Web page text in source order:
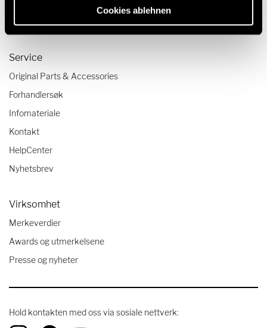
Cookies ablehnen
Bobil-sjekklister
Service
Original Parts & Accessories
Forhandlersøk
Infomateriale
Kontakt
HelpCenter
Nyhetsbrev
Virksomhet
Merkeverdier
Awards og utmerkelsene
Presse og nyheter
Hold kontakten med oss ​​via sosiale nettverk: